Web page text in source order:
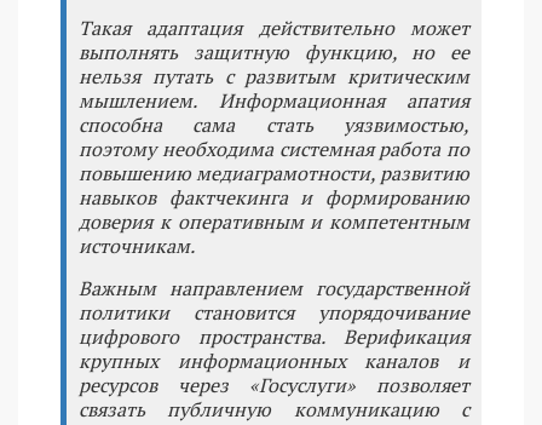
Такая адаптация действительно может
выполнять защитную функцию, но ее
нельзя путать с развитым критическим
мышлением. Информационная апатия
способна сама стать уязвимостью,
поэтому необходима системная работа по
повышению медиаграмотности, развитию
навыков фактчекинга и формированию
доверия к оперативным и компетентным
источникам.
Важным направлением государственной
политики становится упорядочивание
цифрового пространства. Верификация
крупных информационных каналов и
ресурсов через «Госуслуги» позволяет
связать публичную коммуникацию с